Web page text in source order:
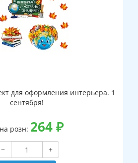
для оформления интерьера. 1
сентября!
розн: 264₽
−
+